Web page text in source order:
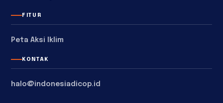
FITUR
Peta Aksi Iklim
KONTAK
halo@indonesiadicop.id